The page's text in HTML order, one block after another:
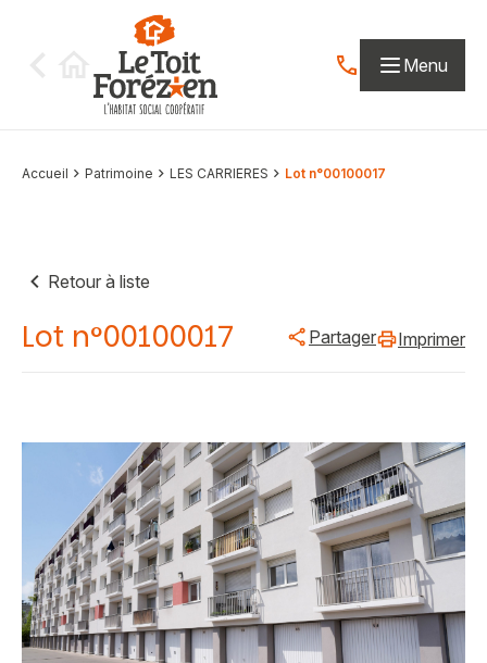
Contactez-nous
Menu
Accueil Patrimoine LES CARRIERES Lot n°00100017
Retour à liste
Lot n°00100017 Partager Imprimer